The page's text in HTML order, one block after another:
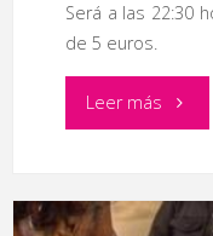
Será a las 22:30
de 5 euros.
Leer más
‘Sugus,